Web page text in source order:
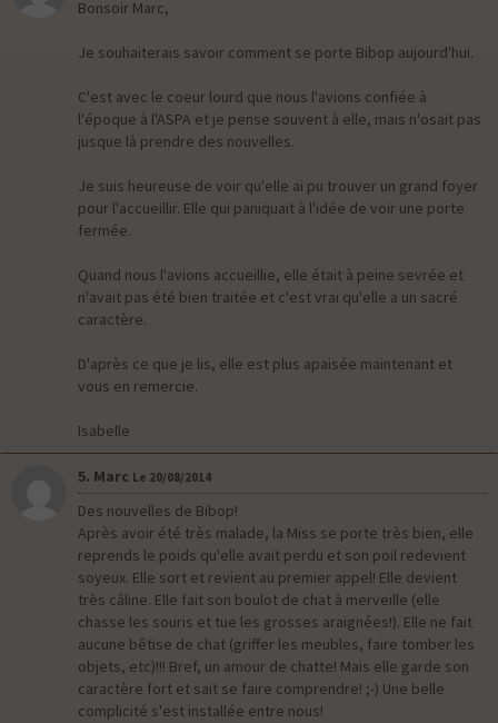
Bonsoir Marc,
Je souhaiterais savoir comment se porte Bibop aujourd'hui.
C'est avec le coeur lourd que nous l'avions confiée à
l'époque à l'ASPA et je pense souvent à elle, mais n'osait pas
jusque là prendre des nouvelles.
Je suis heureuse de voir qu'elle ai pu trouver un grand foyer
pour l'accueillir. Elle qui paniquait à l'idée de voir une porte
fermée.
Quand nous l'avions accueillie, elle était à peine sevrée et
n'avait pas été bien traitée et c'est vrai qu'elle a un sacré
caractère.
D'après ce que je lis, elle est plus apaisée maintenant et
vous en remercie.
Isabelle
5. Marc Le 20/08/2014
Des nouvelles de Bibop!
Après avoir été très malade, la Miss se porte très bien, elle
reprends le poids qu'elle avait perdu et son poil redevient
soyeux. Elle sort et revient au premier appel! Elle devient
très câline. Elle fait son boulot de chat à merveille (elle
chasse les souris et tue les grosses araignées!). Elle ne fait
aucune bêtise de chat (griffer les meubles, faire tomber les
objets, etc)!!! Bref, un amour de chatte! Mais elle garde son
caractère fort et sait se faire comprendre! ;-) Une belle
complicité s'est installée entre nous!